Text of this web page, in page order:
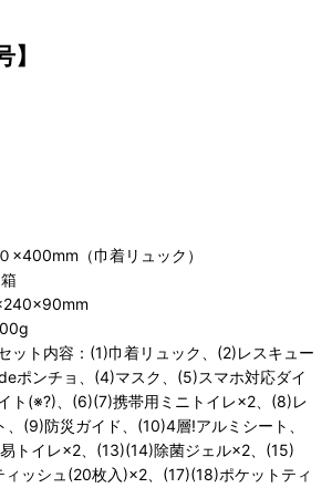
】
×400mm（巾着リュック）
ット内容：(1)巾着リュック、(2)レスキュー
ポンチョ、(4)マスク、(5)スマホ対応ダイ
ト(※?)、(6)(7)携帯用ミニトイレ×2、(8)レ
、(9)防災ガイド、(10)4層!アルミシート、
トイレ×2、(13)(14)除菌ジェル×2、(15)
ッシュ(20枚入)×2、(17)(18)ポケットティ